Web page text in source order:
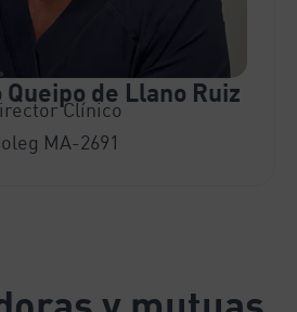
Queipo de Llano Ruiz
Clínico
MA-2691